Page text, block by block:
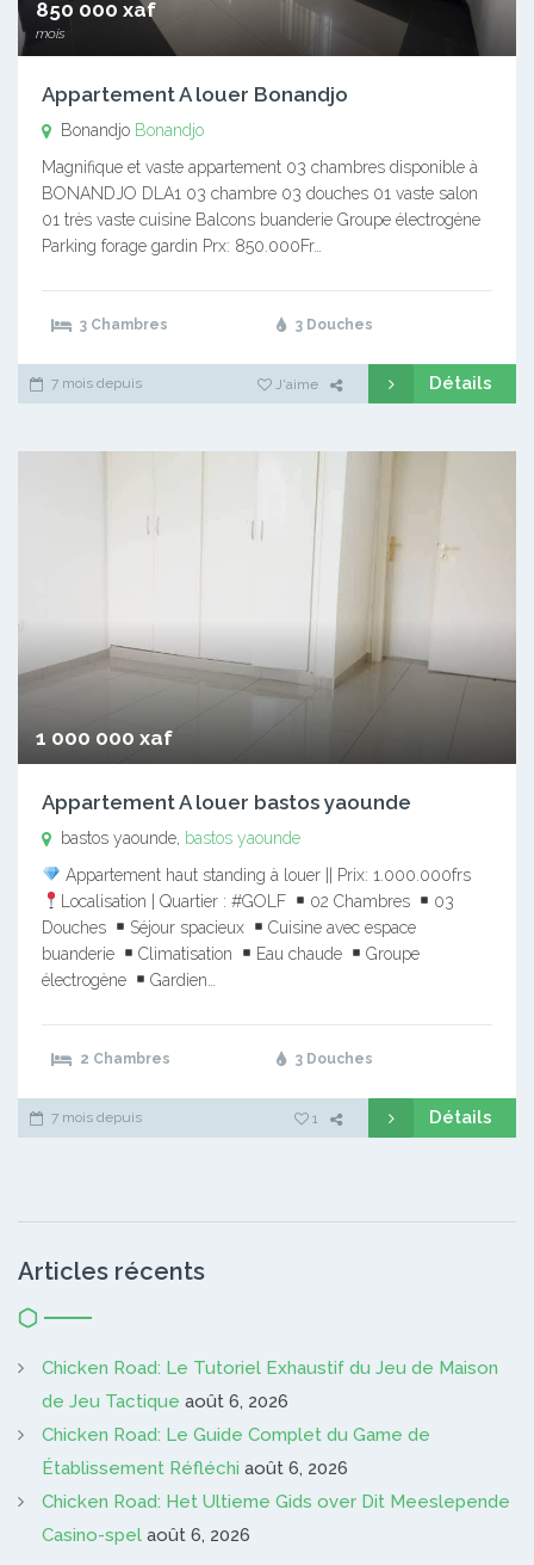
850 000 xaf
mois
Appartement A louer Bonandjo
Bonandjo Bonandjo
Magnifique et vaste appartement 03 chambres disponible à
BONANDJO DLA1 03 chambre 03 douches 01 vaste salon
01 très vaste cuisine Balcons buanderie Groupe électrogène
Parking forage gardin Prx: 850.000Fr…
3 Chambres 3 Douches
7 mois depuis J'aime Détails
1 000 000 xaf
Appartement A louer bastos yaounde
bastos yaounde, bastos yaounde
Appartement haut standing à louer || Prix: 1.000.000frs
Localisation | Quartier : #GOLF
02 Chambres
03
Douches
Séjour spacieux
Cuisine avec espace
buanderie
Climatisation Eau chaude
Groupe
électrogène
Gardien…
2 Chambres 3 Douches
7 mois depuis 1 Détails
Articles récents
Chicken Road: Le Tutoriel Exhaustif du Jeu de Maison
de Jeu Tactique août 6, 2026
Chicken Road: Le Guide Complet du Game de
Établissement Réfléchi août 6, 2026
Chicken Road: Het Ultieme Gids over Dit Meeslepende
Casino-spel août 6, 2026